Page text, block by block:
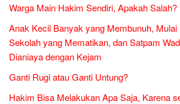
Warga Main Hakim Sendiri, Apakah Salah?
Anak Kecil Banyak yang Membunuh, Mulai
Sekolah yang Mematikan, dan Satpam
Dianiaya dengan Kejam
Ganti Rugi atau Ganti Untung?
Hakim Bisa Melakukan Apa Saja, Karena